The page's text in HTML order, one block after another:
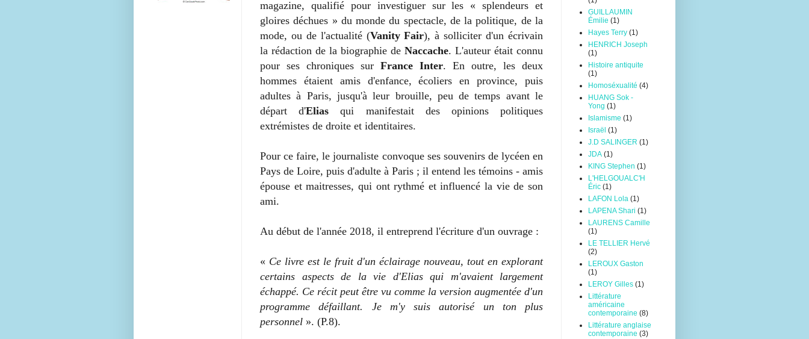
magazine, qualifié pour investiguer sur les « splendeurs et
gloires déchues » du monde du spectacle, de la politique, de la
mode, ou de l'actualité (Vanity Fair), à solliciter d'un écrivain
la rédaction de la biographie de Naccache. L'auteur était connu
pour ses chroniques sur France Inter. En outre, les deux
hommes étaient amis d'enfance, écoliers en province, puis
adultes à Paris, jusqu'à leur brouille, peu de temps avant le
départ d'Elias qui manifestait des opinions politiques
extrémistes de droite et identitaires.
Pour ce faire, le journaliste convoque ses souvenirs de lycéen en
Pays de Loire, puis d'adulte à Paris ; il entend les témoins - amis
épouse et maitresses, qui ont rythmé et influencé la vie de son
ami.
Au début de l'année 2018, il entreprend l'écriture d'un ouvrage :
« Ce livre est le fruit d'un éclairage nouveau, tout en explorant
certains aspects de la vie d'Elias qui m'avaient largement
échappé. Ce récit peut être vu comme la version augmentée d'un
programme défaillant. Je m'y suis autorisé un ton plus
personnel ». (P.8).
GUILLAUMIN
Émilie (1)
Hayes Terry (1)
HENRICH Joseph
(1)
Histoire antiquite
(1)
Homoséxualité (4)
HUANG Sok -
Yong (1)
Islamisme (1)
Israël (1)
J.D SALINGER (1)
JDA (1)
KING Stephen (1)
L'HELGOUALC'H
Éric (1)
LAFON Lola (1)
LAPENA Shari (1)
LAURENS Camille
(1)
LE TELLIER Hervé
(2)
LEROUX Gaston
(1)
LEROY Gilles (1)
Littérature
américaine
contemporaine (8)
Littérature anglaise
contemporaine (3)